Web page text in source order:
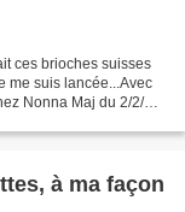
ces brioches suisses
me suis lancée...Avec
Nonna Maj du 2/2/23,
à ma façon